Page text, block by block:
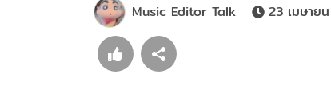
Music Editor Talk 23 เมษาย